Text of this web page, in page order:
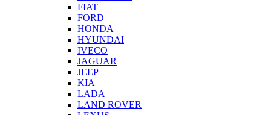
FIAT
FORD
HONDA
HYUNDAI
IVECO
JAGUAR
JEEP
KIA
LADA
LAND ROVER